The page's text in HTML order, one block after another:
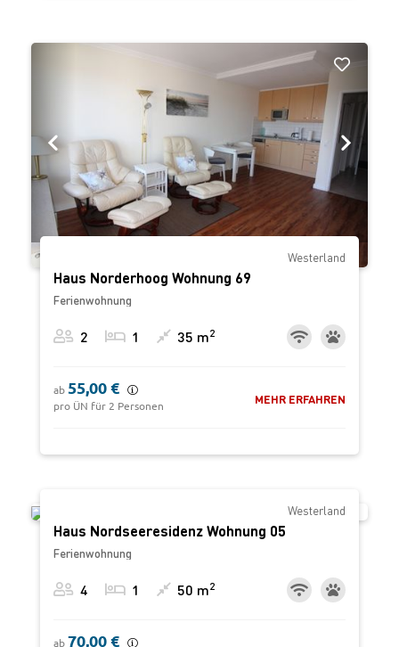
‹ ›
Westerland
Haus Norderhoog Wohnung 69
Ferienwohnung
2 1 35 m2
ab 55,00 €
pro ÜN für 2 Personen MEHR ERFAHREN
Westerland
Haus Nordseeresidenz Wohnung 05
Ferienwohnung
4 1 50 m2
ab 70,00 €